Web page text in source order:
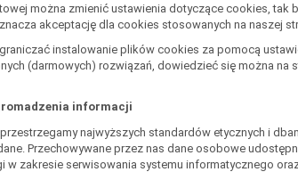
można zmienić ustawienia dotyczące cookies, tak
akceptację dla cookies stosowanych na naszej
instalowanie plików cookies za pomocą
(darmowych) rozwiązań, dowiedzieć się można na
informacji
przestrzegamy najwyższych standardów etycznych i
Przechowywane przez nas dane osobowe
w zakresie serwisowania systemu informatycznego